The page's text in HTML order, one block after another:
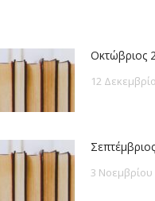
Οκτώβριος
12
3 Νοεμβρίου